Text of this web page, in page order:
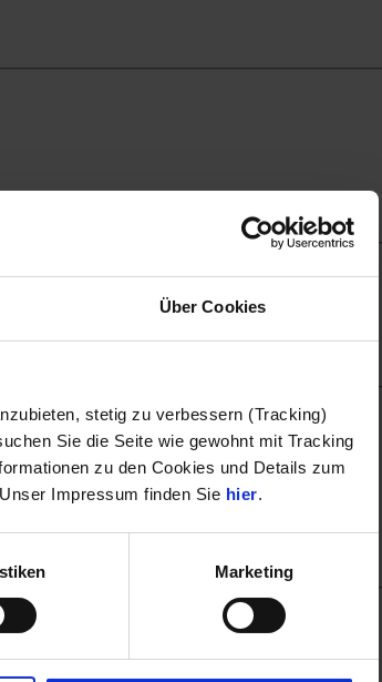
Über Cookies
stetig zu verbessern (Tracking)
Sie die Seite wie gewohnt mit Tracking
zu den Cookies und Details zum
Impressum finden Sie hier.
Marketing